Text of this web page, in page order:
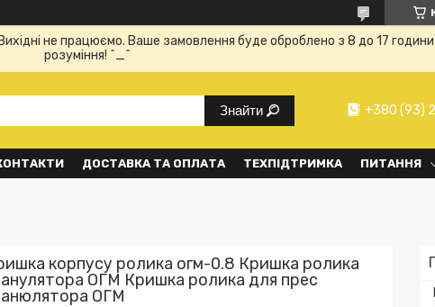
не працюємо. Ваше замовлення буде оброблено з 8 до 17
розуміння! ^_^
Знайти +380 (93)
ДОСТАВКА ТА ОПЛАТА ТЕХПІДТРИМКА ПИТАННЯ
корпусу ролика огм-0.8 Кришка ролика
ОГМ Кришка ролика для прес
ОГМ